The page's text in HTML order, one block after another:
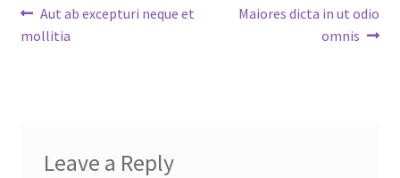
Post
navigation
Previous
post:
Aut ab excepturi neque et
mollitia
Next
Maiores dicta in ut odio
omnis
Leave a Reply